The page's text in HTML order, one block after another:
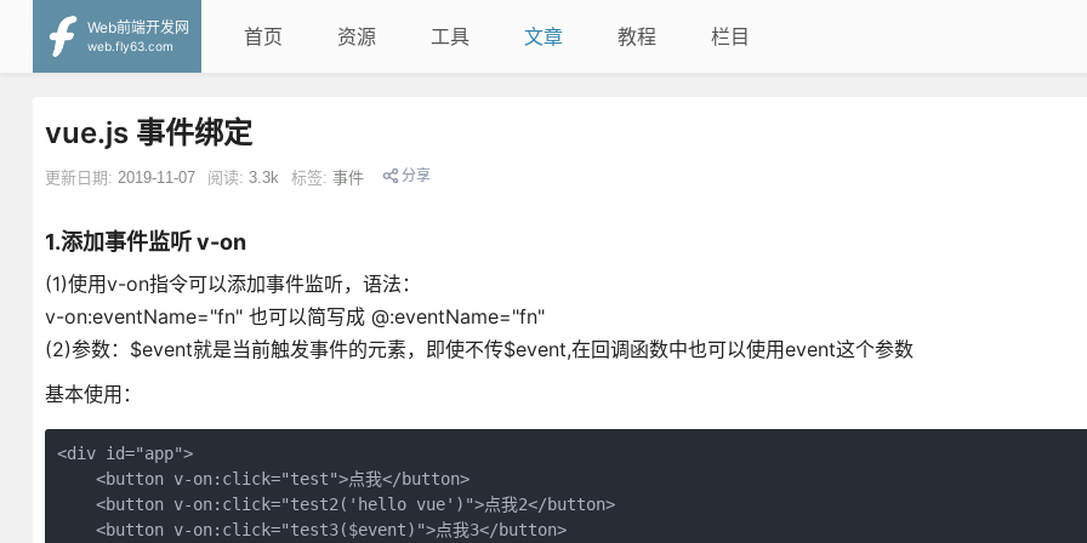
Web前端开发网
web.fly63.com
首页 资源 工具 文章 教程 栏目
vue.js 事件绑定
更新日期: 2019-11-07 阅读: 3.3k 标签: 事件 分享
1.添加事件监听 v-on
(1)使用v-on指令可以添加事件监听，语法：
v-on:eventName="fn" 也可以简写成 @:eventName="fn"
(2)参数：$event就是当前触发事件的元素，即使不传$event,在回调函数中也可以使用event这个参数
基本使用：
<div id="app">
    <button v-on:click="test">点我</button>
    <button v-on:click="test2('hello vue')">点我2</button>
    <button v-on:click="test3($event)">点我3</button>